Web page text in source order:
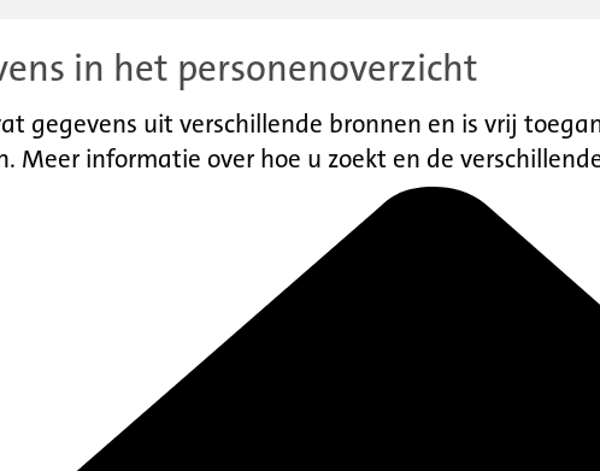
in het personenoverzicht
gegevens uit verschillende bronnen en is vrij
Meer informatie over hoe u zoekt en de